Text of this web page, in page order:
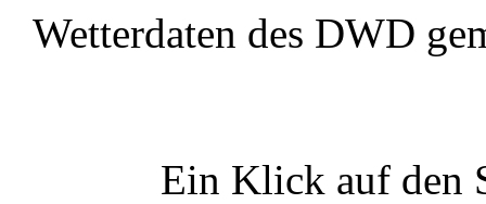
Wetterdaten des DWD
Ein Klick auf den